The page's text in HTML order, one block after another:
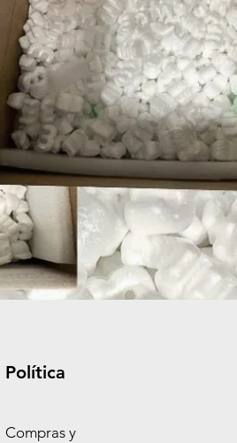
Política
Compras y